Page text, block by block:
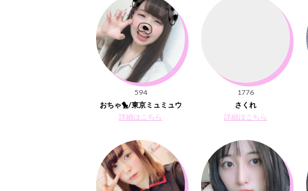
594
おちゃ🐤/東京ミュミュウ
詳細はこちら
1776
さくれ
詳細はこちら